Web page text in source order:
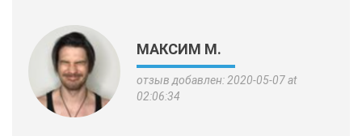
МАКСИМ М.
отзыв добавлен: 2020-05-07 at
02:06:34